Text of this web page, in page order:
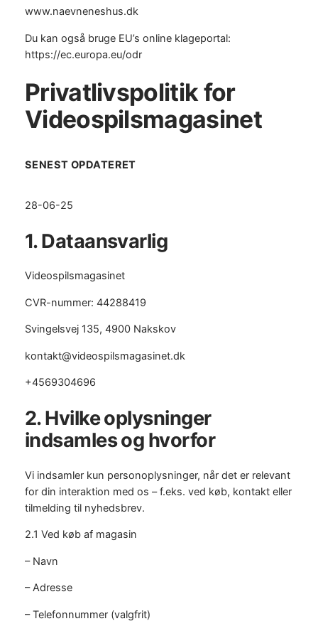
www.naevneneshus.dk
Du kan også bruge EU’s online klageportal:
https://ec.europa.eu/odr
Privatlivspolitik for
Videospilsmagasinet
SENEST OPDATERET
28-06-25
1. Dataansvarlig
Videospilsmagasinet
CVR-nummer: 44288419
Svingelsvej 135, 4900 Nakskov
kontakt@videospilsmagasinet.dk
+4569304696
2. Hvilke oplysninger
indsamles og hvorfor
Vi indsamler kun personoplysninger, når det er relevant
for din interaktion med os – f.eks. ved køb, kontakt eller
tilmelding til nyhedsbrev.
2.1 Ved køb af magasin
– Navn
– Adresse
– Telefonnummer (valgfrit)